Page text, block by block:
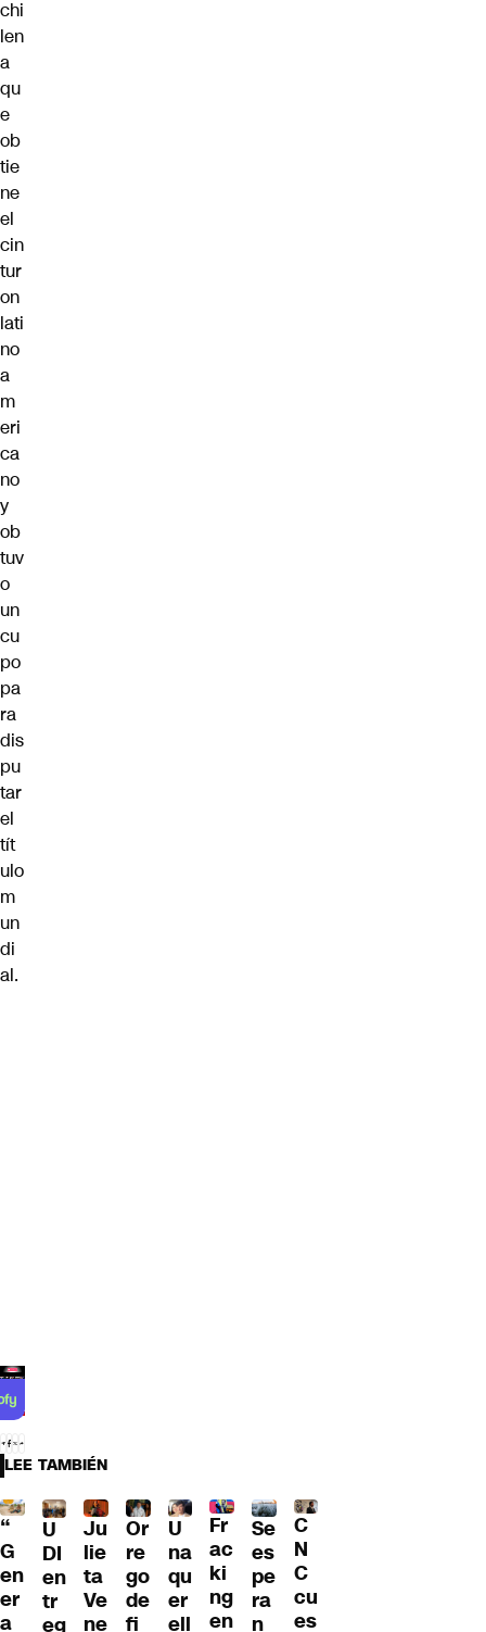
chi
len
a
qu
e
ob
tie
ne
el
cin
tur
on
lati
no
a
m
eri
ca
no
y
ob
tuv
o
un
cu
po
pa
ra
dis
pu
tar
el
tít
ulo
m
un
di
al.
LEE TAMBIÉN
“
G
en
er
a
U
DI
en
tr
eg
Ju
lie
ta
Ve
ne
Or
re
go
de
fi
U
na
qu
er
ell
Fr
ac
ki
ng
en
Se
es
pe
ra
n
C
N
C
cu
es